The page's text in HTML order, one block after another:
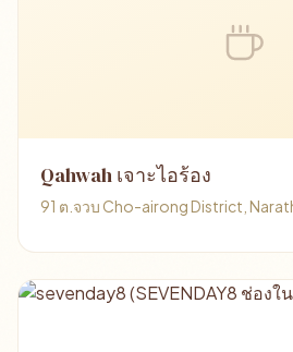
Qahwah เจาะไอร้อง
91 ต.จวบ Cho-airong District,